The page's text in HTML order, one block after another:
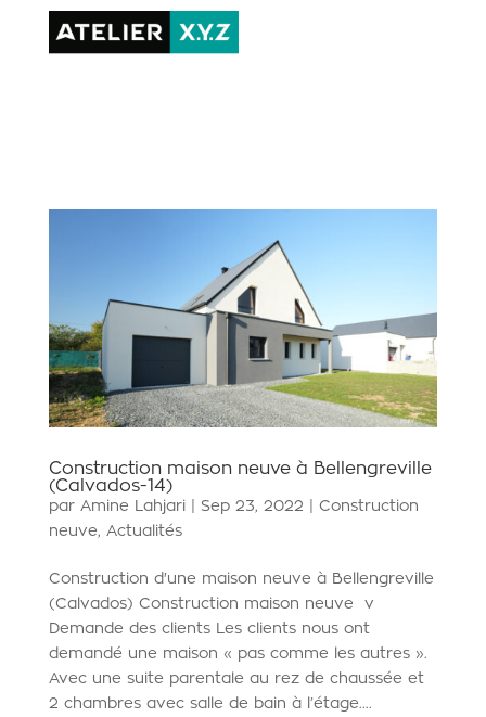
Construction maison neuve à Bellengreville
(Calvados-14)
par Amine Lahjari| Sep 23, 2022
Construction
neuve, Actualités
Construction d'une maison neuve à Bellengreville
(Calvados) Construction maison neuve v
Demande des clients Les clients nous ont
demandé une maison « pas comme les autres ».
Avec une suite parentale au rez de chaussée et
2 chambres avec salle de bain à l’étage....